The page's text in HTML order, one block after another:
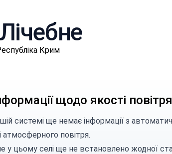
Крим
щодо якості повітря
системі ще немає інформації з
атмосферного повітря.
у цьому селі ще не встановлено жодної